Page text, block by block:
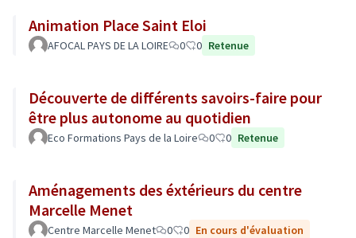
Animation Place Saint Eloi
AFOCAL PAYS DE LA LOIRE 0 0 Retenue
Découverte de différents savoirs-faire pour
être plus autonome au quotidien
Eco Formations Pays de la Loire 0 0 Retenue
Aménagements des éxtérieurs du centre
Marcelle Menet
Centre Marcelle Menet 0 0 En cours d'évaluation